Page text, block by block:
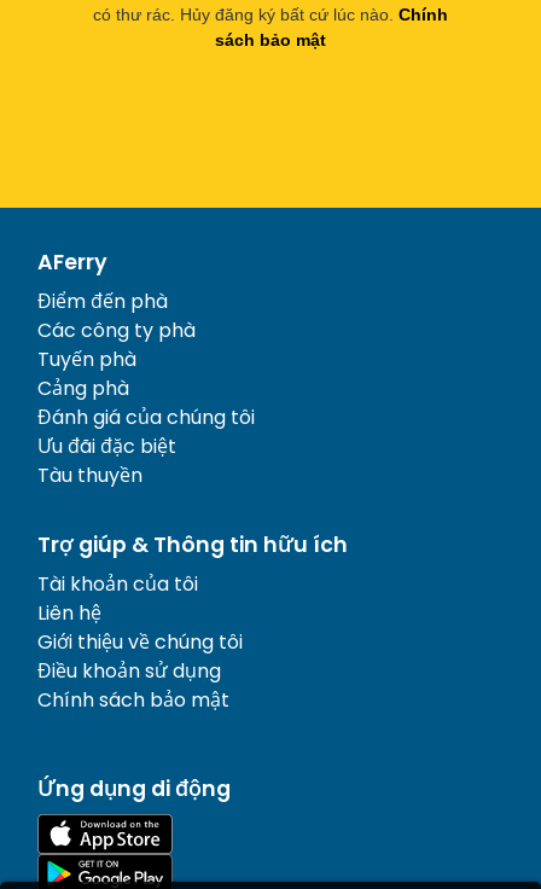
có thư rác. Hủy đăng ký bất cứ lúc nào. Chính
sách bảo mật
AFerry
Điểm đến phà
Các công ty phà
Tuyến phà
Cảng phà
Đánh giá của chúng tôi
Ưu đãi đặc biệt
Tàu thuyền
Trợ giúp & Thông tin hữu ích
Tài khoản của tôi
Liên hệ
Giới thiệu về chúng tôi
Điều khoản sử dụng
Chính sách bảo mật
Ứng dụng di động